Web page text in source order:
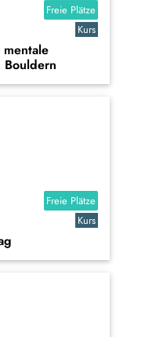
Freie Plätze
Kurs
Freie Plätze
Kurs